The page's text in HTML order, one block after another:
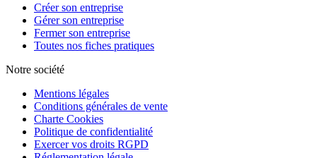
Créer son entreprise
Gérer son entreprise
Fermer son entreprise
Toutes nos fiches pratiques
Notre société
Mentions légales
Conditions générales de vente
Charte Cookies
Politique de confidentialité
Exercer vos droits RGPD